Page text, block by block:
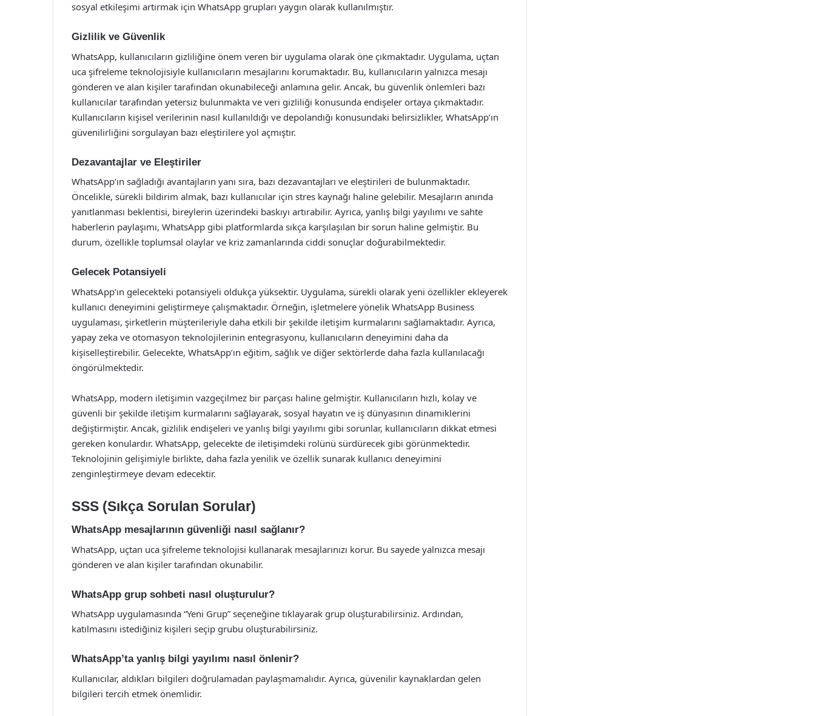
sosyal etkileşimi artırmak için WhatsApp grupları yaygın olarak kullanılmıştır.
Gizlilik ve Güvenlik
WhatsApp, kullanıcıların gizliliğine önem veren bir uygulama olarak öne çıkmaktadır. Uygulama, uçtan
uca şifreleme teknolojisiyle kullanıcıların mesajlarını korumaktadır. Bu, kullanıcıların yalnızca mesajı
gönderen ve alan kişiler tarafından okunabileceği anlamına gelir. Ancak, bu güvenlik önlemleri bazı
kullanıcılar tarafından yetersiz bulunmakta ve veri gizliliği konusunda endişeler ortaya çıkmaktadır.
Kullanıcıların kişisel verilerinin nasıl kullanıldığı ve depolandığı konusundaki belirsizlikler, WhatsApp’ın
güvenilirliğini sorgulayan bazı eleştirilere yol açmıştır.
Dezavantajlar ve Eleştiriler
WhatsApp’ın sağladığı avantajların yanı sıra, bazı dezavantajları ve eleştirileri de bulunmaktadır.
Öncelikle, sürekli bildirim almak, bazı kullanıcılar için stres kaynağı haline gelebilir. Mesajların anında
yanıtlanması beklentisi, bireylerin üzerindeki baskıyı artırabilir. Ayrıca, yanlış bilgi yayılımı ve sahte
haberlerin paylaşımı, WhatsApp gibi platformlarda sıkça karşılaşılan bir sorun haline gelmiştir. Bu
durum, özellikle toplumsal olaylar ve kriz zamanlarında ciddi sonuçlar doğurabilmektedir.
Gelecek Potansiyeli
WhatsApp’ın gelecekteki potansiyeli oldukça yüksektir. Uygulama, sürekli olarak yeni özellikler ekleyerek
kullanıcı deneyimini geliştirmeye çalışmaktadır. Örneğin, işletmelere yönelik WhatsApp Business
uygulaması, şirketlerin müşterileriyle daha etkili bir şekilde iletişim kurmalarını sağlamaktadır. Ayrıca,
yapay zeka ve otomasyon teknolojilerinin entegrasyonu, kullanıcıların deneyimini daha da
kişiselleştirebilir. Gelecekte, WhatsApp’ın eğitim, sağlık ve diğer sektörlerde daha fazla kullanılacağı
öngörülmektedir.
WhatsApp, modern iletişimin vazgeçilmez bir parçası haline gelmiştir. Kullanıcıların hızlı, kolay ve
güvenli bir şekilde iletişim kurmalarını sağlayarak, sosyal hayatın ve iş dünyasının dinamiklerini
değiştirmiştir. Ancak, gizlilik endişeleri ve yanlış bilgi yayılımı gibi sorunlar, kullanıcıların dikkat etmesi
gereken konulardır. WhatsApp, gelecekte de iletişimdeki rolünü sürdürecek gibi görünmektedir.
Teknolojinin gelişimiyle birlikte, daha fazla yenilik ve özellik sunarak kullanıcı deneyimini
zenginleştirmeye devam edecektir.
SSS (Sıkça Sorulan Sorular)
WhatsApp mesajlarının güvenliği nasıl sağlanır?
WhatsApp, uçtan uca şifreleme teknolojisi kullanarak mesajlarınızı korur. Bu sayede yalnızca mesajı
gönderen ve alan kişiler tarafından okunabilir.
WhatsApp grup sohbeti nasıl oluşturulur?
WhatsApp uygulamasında “Yeni Grup” seçeneğine tıklayarak grup oluşturabilirsiniz. Ardından,
katılmasını istediğiniz kişileri seçip grubu oluşturabilirsiniz.
WhatsApp’ta yanlış bilgi yayılımı nasıl önlenir?
Kullanıcılar, aldıkları bilgileri doğrulamadan paylaşmamalıdır. Ayrıca, güvenilir kaynaklardan gelen
bilgileri tercih etmek önemlidir.